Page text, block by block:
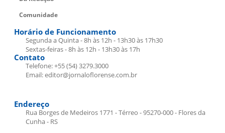
Comunidade
Horário de Funcionamento
Segunda a Quinta - 8h às 12h - 13h30 às 17h30
Sextas-feiras - 8h às 12h - 13h30 às 17h
Contato
Telefone: +55 (54) 3279.3000
Email: editor@jornaloflorense.com.br
Endereço
Rua Borges de Medeiros 1771 - Térreo - 95270-000 - Flores da
Cunha - RS